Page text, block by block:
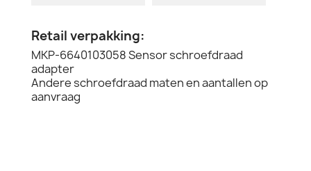
Retail verpakking:
MKP-6640103058 Sensor schroefdraad
adapter
Andere schroefdraad maten en aantallen op
aanvraag